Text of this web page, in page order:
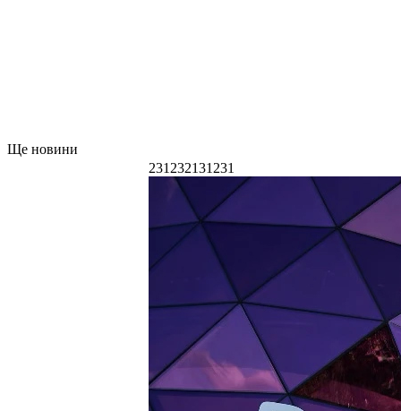
Ще новини
231232131231